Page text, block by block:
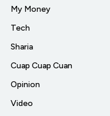
My Money
Tech
Sharia
Cuap Cuap Cuan
Opinion
Video